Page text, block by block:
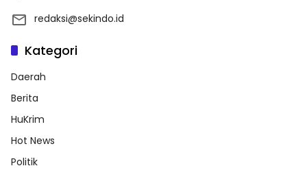
redaksi@sekindo.id
Kategori
Daerah
Berita
HuKrim
Hot News
Politik